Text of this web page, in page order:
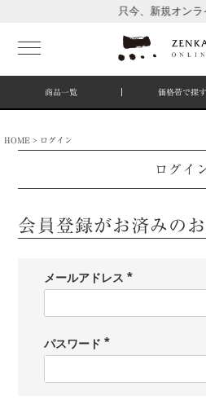
只今、新規オン
商品一覧 価格帯で探す
HOME ログイン
ログイ
会員登録がお済みの
メールアドレス
(
パスワード
(